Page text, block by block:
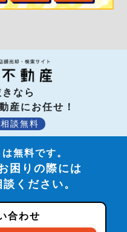
なら
産にお任せ！
相談無料
無料です。
困りの際には
ください。
合わせ